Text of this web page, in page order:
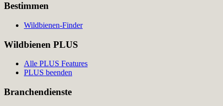
Bestimmen
Wildbienen-Finder
Wildbienen PLUS
Alle PLUS Features
PLUS beenden
Branchendienste